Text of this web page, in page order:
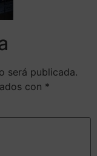
será publicada.
con *